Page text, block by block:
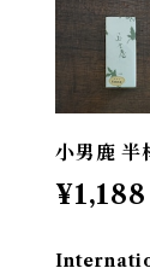
小男鹿 半
¥1,188